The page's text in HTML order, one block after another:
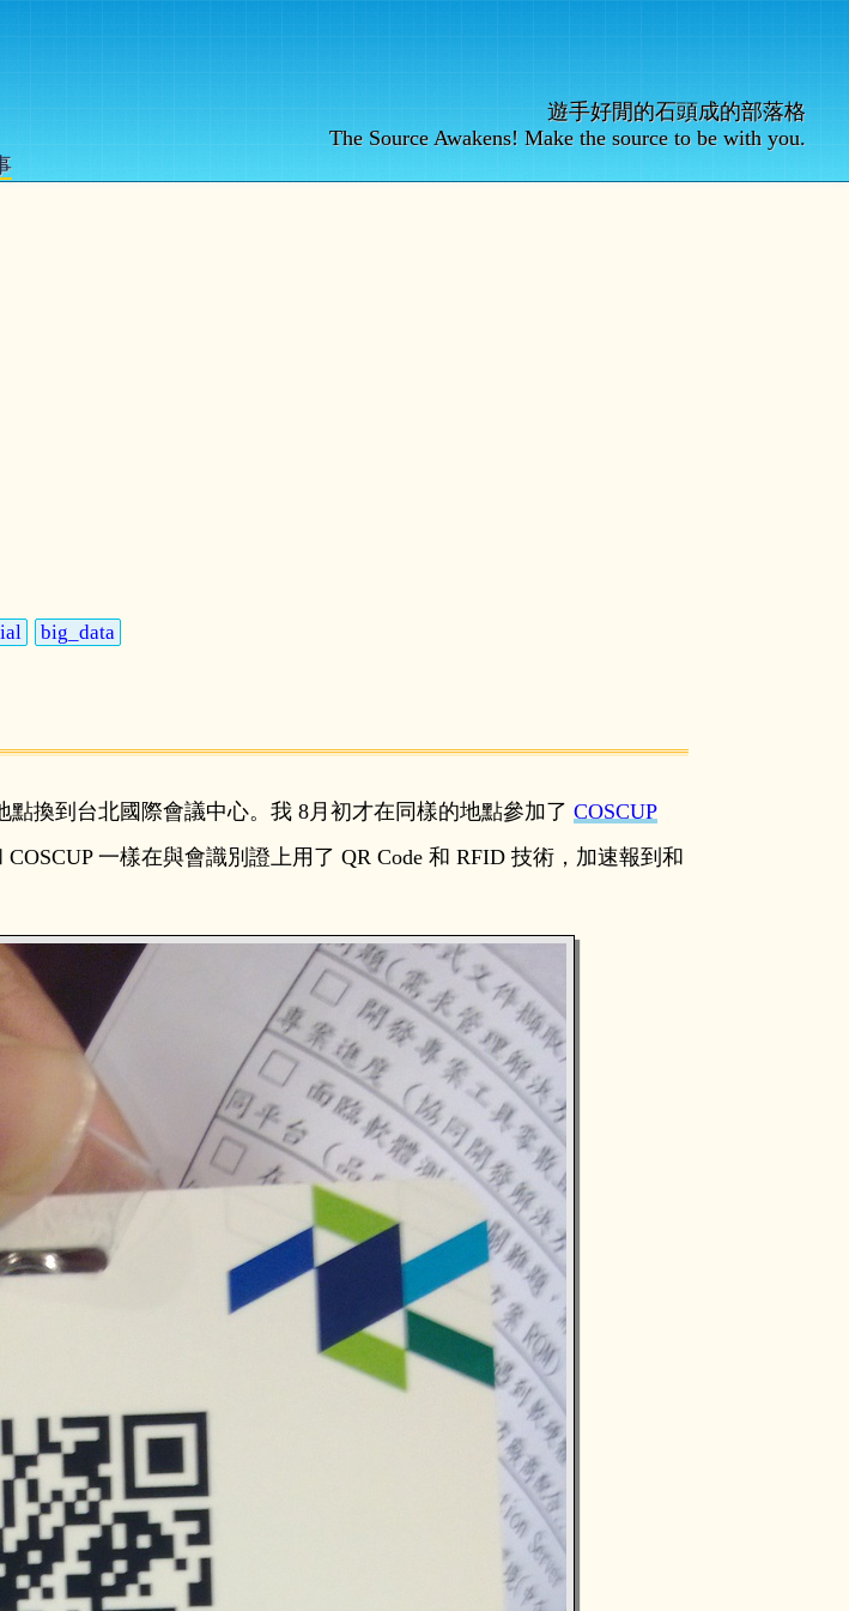
遊手好閒的石頭成的部落格
The Source Awakens! Make the source to be with you.
big_data
點換到台北國際會議中心。我 8月初才在同樣的地點參加了COSCUP
一樣在與會識別證上用了 QR Code 和 RFID 技術，加速報到和